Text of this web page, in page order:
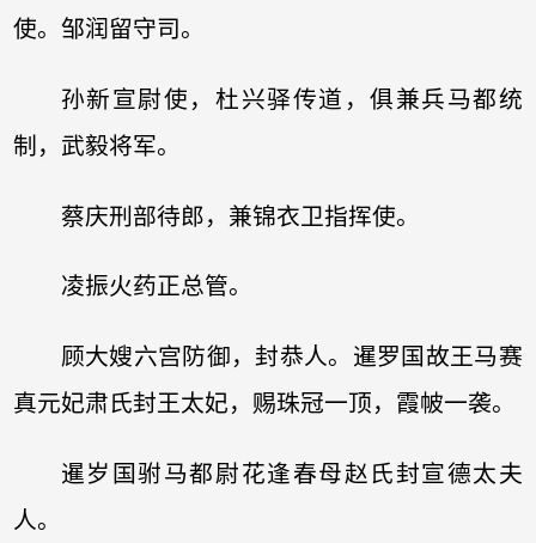
使。邹润留守司。
孙新宣尉使，杜兴驿传道，俱兼兵马都统
制，武毅将军。
蔡庆刑部待郎，兼锦衣卫指挥使。
凌振火药正总管。
顾大嫂六宫防御，封恭人。暹罗国故王马赛
真元妃肃氏封王太妃，赐珠冠一顶，霞帔一袭。
暹岁国驸马都尉花逢春母赵氏封宣德太夫
人。